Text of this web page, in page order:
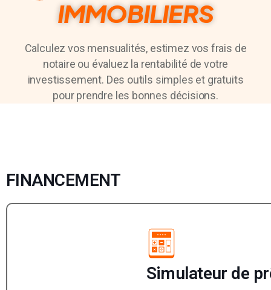
IMMOBILIERS
Calculez vos mensualités, estimez vos frais de
notaire ou évaluez la rentabilité de votre
investissement. Des outils simples et gratuits
pour prendre les bonnes décisions.
FINANCEMENT
Simulateur de